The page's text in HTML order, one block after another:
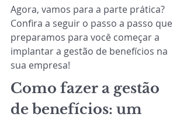
Agora, vamos para a parte prática?
Confira a seguir o passo a passo que
preparamos para você começar a
implantar a gestão de benefícios na
sua empresa!
Como fazer a gestão
de benefícios: um